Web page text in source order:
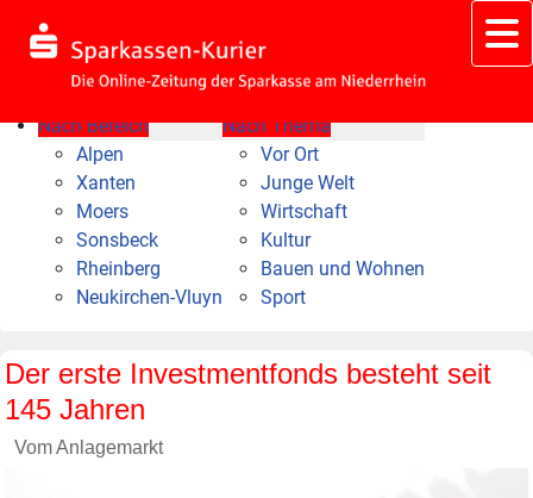
Nach Bereich
Alpen
Xanten
Moers
Sonsbeck
Rheinberg
Neukirchen-Vluyn
Nach Thema
Vor Ort
Junge Welt
Wirtschaft
Kultur
Bauen und Wohnen
Sport
Der erste Investmentfonds besteht seit
145 Jahren
Vom Anlagemarkt